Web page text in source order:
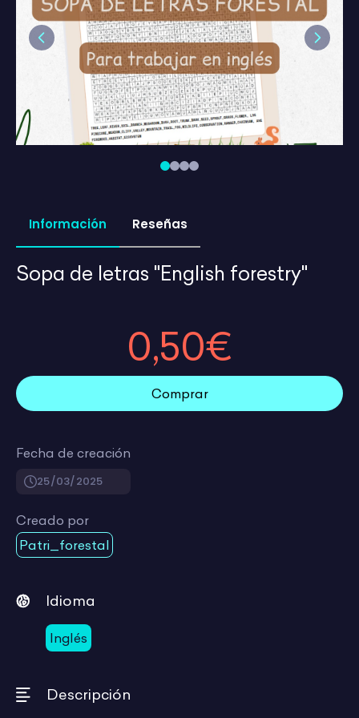
Previous Next
Información Reseñas
Sopa de letras "English forestry"
Fecha de creación
25/03/2025
Creado por
Patri_forestal
Idioma
Inglés
Descripción
0,50€
Comprar